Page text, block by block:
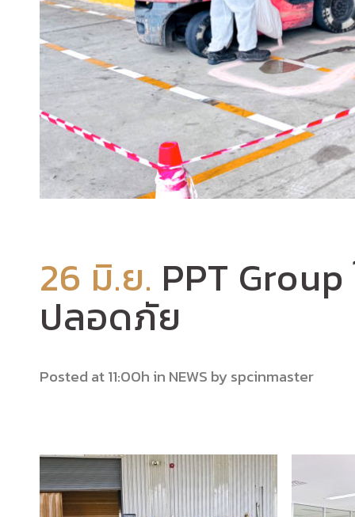
26 มิ.ย. PPT
ปลอดภัย
Posted at 11:00h in NEWS byspcinmaster